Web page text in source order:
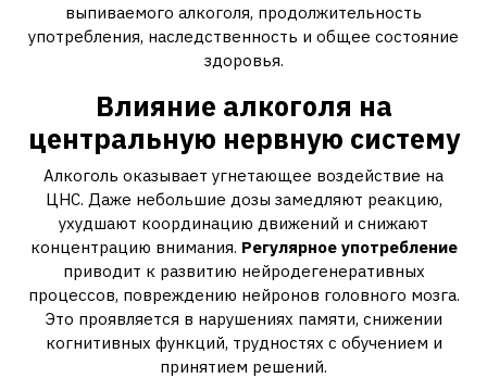
выпиваемого алкоголя‚ продолжительность
употребления‚ наследственность и общее состояние
здоровья.
Влияние алкоголя на
центральную нервную систему
Алкоголь оказывает угнетающее воздействие на
ЦНС. Даже небольшие дозы замедляют реакцию‚
ухудшают координацию движений и снижают
концентрацию внимания. Регулярное употребление
приводит к развитию нейродегенеративных
процессов‚ повреждению нейронов головного мозга.
Это проявляется в нарушениях памяти‚ снижении
когнитивных функций‚ трудностях с обучением и
принятием решений.